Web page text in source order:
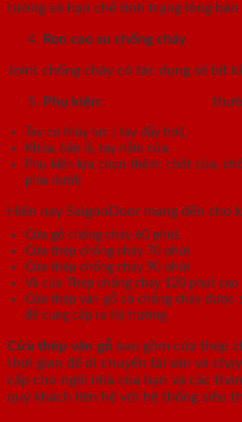
tường và hạn chế tình trạng lỏng
Ron cao su chống cháy
Joint chống cháy có tác dụng sẽ bít
Phụ kiện:
Tay co thủy lực ( tay đẩy hơi),
Khóa, bản lề, tay nắm cửa
Phụ kiện lựa chọn thêm: chốt cửa,
phía dưới)
Hiện nay SaigonDoor mang đến cho
Cửa gỗ chống cháy 60 phút.
Cửa thép chống cháy 70 phút
Cửa thép chống cháy 90 phút
Và cửa Thép chống cháy 120 phút cao
Cửa thép vân gỗ có chống cháy được
để cung cấp ra thị trường.
Cửa thép vân gỗbao gồm cửa thép
thời gian để di chuyển tài sản và
cấp cho ngôi nhà của bạn và các
quý khách liên hệ với hệ thống siêu